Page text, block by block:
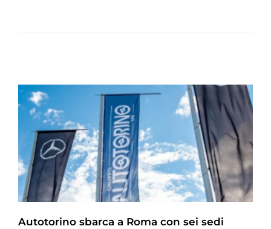
Autotorino sbarca a Roma con sei sedi